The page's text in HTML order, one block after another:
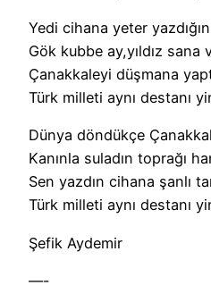
Yedi cihana yeter
Gök kubbe ay,yıldız sana
Çanakkaleyi düşmana
Türk milleti aynı destanı
Dünya döndükçe
Kanınla suladın toprağı
Sen yazdın cihana şanlı
Türk milleti aynı destanı
Şefik Aydemir
—-